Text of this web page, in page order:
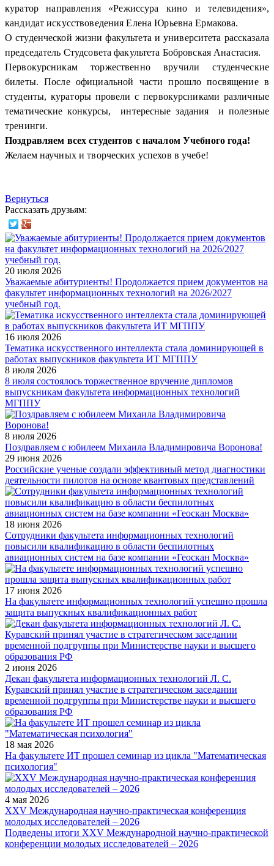
куратор направления «Режиссура кино и телевидения»,
кандидат искусствоведения Елена Юрьевна Ермакова.
О студенческой жизни факультета и университета рассказала
председатель Студсовета факультета Бобровская Анастасия.
Первокурсникам торжественно вручили студенческие
билеты. После официальной части прошло посвящение в
студенты, кураторы провели с первокурсниками различные
тематические конкурсы, интересные задания и полезные
тренинги.
Поздравляем всех студентов с началом Учебного года!
Желаем научных и творческих успехов в учебе!
Вернуться
Рассказать друзьям:
20 июля 2026
Уважаемые абитуриенты! Продолжается прием документов на
факультет информационных технологий на 2026/2027
учебный год.
16 июля 2026
Тематика искусственного интеллекта стала доминирующей в
работах выпускников факультета ИТ МГППУ
8 июля 2026
8 июля состоялось торжественное вручение дипломов
выпускникам факультета информационных технологий
МГППУ
8 июля 2026
Поздравляем с юбилеем Михаила Владимировича Воронова!
29 июня 2026
Российские ученые создали эффективный метод диагностики
деятельности пилотов на основе квантовых представлений
18 июня 2026
Сотрудники факультета информационных технологий
повысили квалификацию в области беспилотных
авиационных систем на базе компании «Геоскан Москва»
17 июня 2026
На факультете информационных технологий успешно прошла
защита выпускных квалификационных работ
2 июня 2026
Декан факультета информационных технологий Л. С.
Куравский принял участие в стратегическом заседании
временной подгруппы при Министерстве науки и высшего
образования РФ
18 мая 2026
На факультете ИТ прошел семинар из цикла "Математическая
психология"
4 мая 2026
XXV Международная научно-практическая конференция
молодых исследователей – 2026
Подведены итоги XXV Международной научно-практической
конференции молодых исследователей – 2026